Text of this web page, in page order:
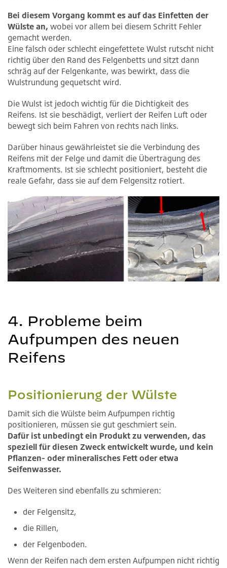
Bei diesem Vorgang kommt es auf das Einfetten der
Wülste an, wobei vor allem bei diesem Schritt Fehler
gemacht werden.
Eine falsch oder schlecht eingefettete Wulst rutscht nicht
richtig über den Rand des Felgenbetts und sitzt dann
schräg auf der Felgenkante, was bewirkt, dass die
Wulstrundung gequetscht wird.
Die Wulst ist jedoch wichtig für die Dichtigkeit des
Reifens. Ist sie beschädigt, verliert der Reifen Luft oder
bewegt sich beim Fahren von rechts nach links.
Darüber hinaus gewährleistet sie die Verbindung des
Reifens mit der Felge und damit die Übertragung des
Kraftmoments. Ist sie schlecht positioniert, besteht die
reale Gefahr, dass sie auf dem Felgensitz rotiert.
4. Probleme beim
Aufpumpen des neuen
Reifens
Positionierung der Wülste
Damit sich die Wülste beim Aufpumpen richtig
positionieren, müssen sie gut geschmiert sein.
Dafür ist unbedingt ein Produkt zu verwenden, das
speziell für diesen Zweck entwickelt wurde, und kein
Pflanzen- oder mineralisches Fett oder etwa
Seifenwasser.
Des Weiteren sind ebenfalls zu schmieren:
der Felgensitz,
die Rillen,
der Felgenboden.
Wenn der Reifen nach dem ersten Aufpumpen nicht richtig